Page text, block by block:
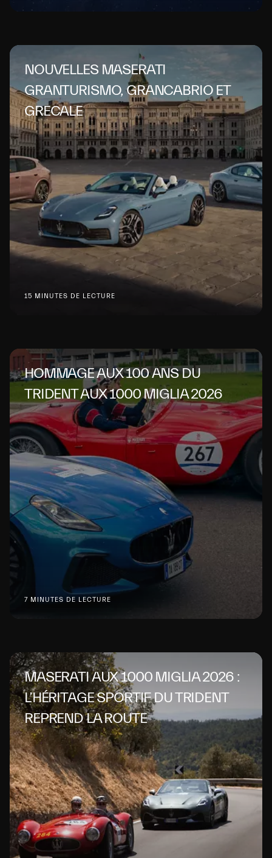
NOUVELLES MASERATI
GRANTURISMO, GRANCABRIO ET
GRECALE
15 MINUTES DE LECTURE
HOMMAGE AUX 100 ANS DU
TRIDENT AUX 1000 MIGLIA 2026
7 MINUTES DE LECTURE
MASERATI AUX 1000 MIGLIA 2026 :
L’HÉRITAGE SPORTIF DU TRIDENT
REPREND LA ROUTE